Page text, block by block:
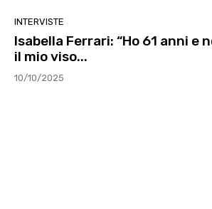
INTERVISTE
Isabella Ferrari: “Ho 61 anni e
il mio viso...
10/10/2025